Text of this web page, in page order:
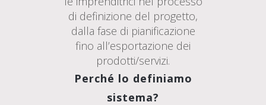
di definizione del progetto,
dalla fase di pianificazione
fino all’esportazione dei
prodotti/servizi.
Perché lo definiamo
sistema?